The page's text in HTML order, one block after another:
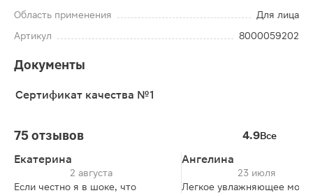
Область применения
Для лица
Артикул
8000059202
Документы
Сертификат качества №1
75 отзывов 4.9Все
Екатерина
2 августа
Если честно я в шоке, что
Ангелина
23 июля
Легкое увлажняющее